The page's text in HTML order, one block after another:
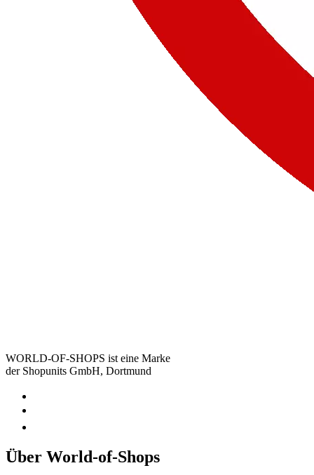
WORLD-OF-SHOPS ist eine Marke
der Shopunits GmbH, Dortmund
Über World-of-Shops